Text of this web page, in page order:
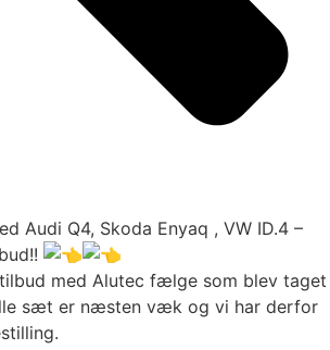
Audi Q4, Skoda Enyaq , VW ID.4 –
med Alutec fælge som blev taget
sæt er næsten væk og vi har derfor